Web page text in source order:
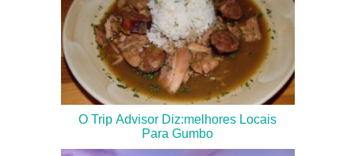
O Trip Advisor Diz:melhores Locais
Para Gumbo